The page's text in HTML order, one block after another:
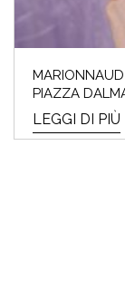
PIAZZA
LEGGI DI PIÙ